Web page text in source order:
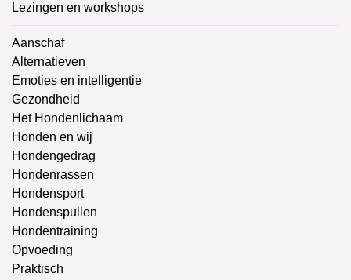
Lezingen en workshops
Aanschaf
Alternatieven
Emoties en intelligentie
Gezondheid
Het Hondenlichaam
Honden en wij
Hondengedrag
Hondenrassen
Hondensport
Hondenspullen
Hondentraining
Opvoeding
Praktisch